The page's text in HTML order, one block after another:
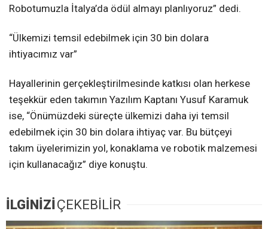
Robotumuzla İtalya’da ödül almayı planlıyoruz” dedi.
“Ülkemizi temsil edebilmek için 30 bin dolara
ihtiyacımız var”
Hayallerinin gerçekleştirilmesinde katkısı olan herkese
teşekkür eden takımın Yazılım Kaptanı Yusuf Karamuk
ise, “Önümüzdeki süreçte ülkemizi daha iyi temsil
edebilmek için 30 bin dolara ihtiyaç var. Bu bütçeyi
takım üyelerimizin yol, konaklama ve robotik malzemesi
için kullanacağız” diye konuştu.
İLGİNİZİ ÇEKEBİLİR